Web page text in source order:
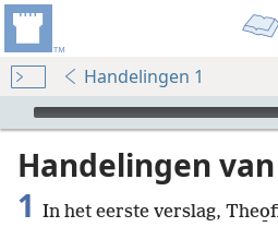
Handelingen 1
Audio Player
Handelingen
1 In het eerste verslag,